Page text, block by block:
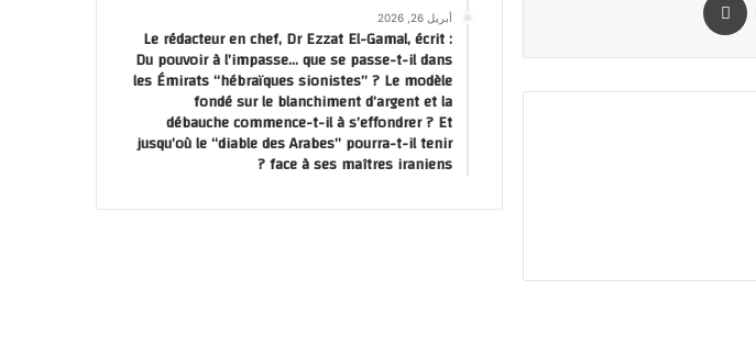
أبريل 26, 2026
Le rédacteur en chef, Dr Ezzat El-Gamal, écrit :
Du pouvoir à l’impasse… que se passe-t-il dans
les Émirats “hébraïques sionistes” ? Le modèle
fondé sur le blanchiment d’argent et la
débauche commence-t-il à s’effondrer ? Et
jusqu’où le “diable des Arabes” pourra-t-il tenir
face à ses maîtres iraniens ?